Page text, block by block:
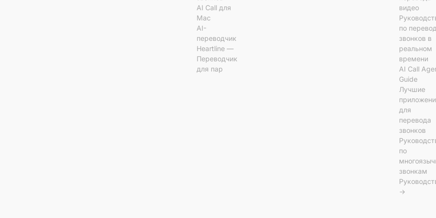
AI Call для
Mac
AI-
переводчик
Heartline —
Переводчик
для пар
видео
по
звонков в
реальном
времени
AI Call
Guide
Лучшие
для
перевода
звонков
по
звонкам
→